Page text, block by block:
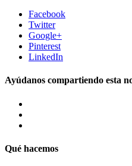
Facebook
Twitter
Google+
Pinterest
LinkedIn
Ayúdanos compartiendo esta
Qué hacemos